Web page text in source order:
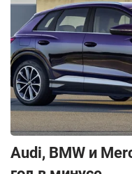
Audi, BMW и